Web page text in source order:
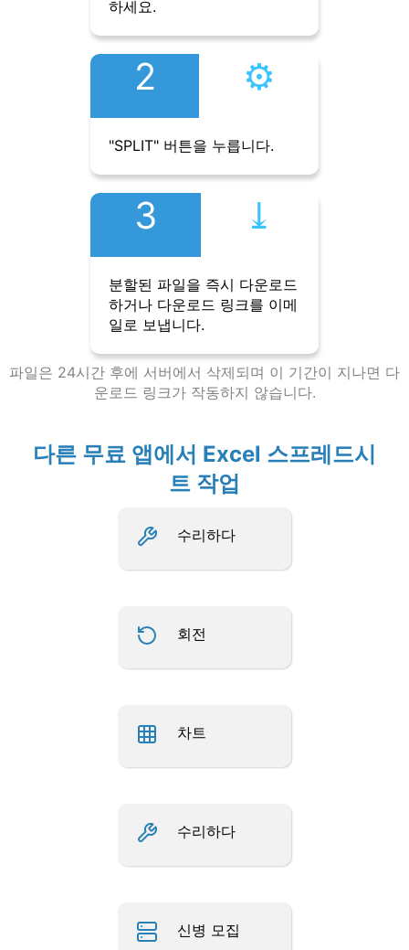
하세요.
2 ⚙︎
"SPLIT" 버튼을 누릅니다.
3 ⤓︎
분할된 파일을 즉시 다운로드
하거나 다운로드 링크를 이메
일로 보냅니다.
파일은 24시간 후에 서버에서 삭제되며 이 기간이 지나면 다
운로드 링크가 작동하지 않습니다.
다른 무료 앱에서 Excel 스프레드시
트 작업
수리하다
회전
차트
수리하다
신병 모집